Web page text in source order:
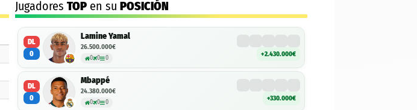
Jugadores TOP en su POSICIÓN
DL
0
Lamine Yamal
26.500.000€
0 0 0
+2.430.000€
DL
0
Mbappé
24.380.000€
0 0 0
+330.000€